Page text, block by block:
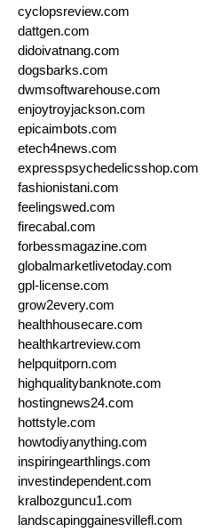
cyclopsreview.com
dattgen.com
didoivatnang.com
dogsbarks.com
dwmsoftwarehouse.com
enjoytroyjackson.com
epicaimbots.com
etech4news.com
expresspsychedelicsshop.com
fashionistani.com
feelingswed.com
firecabal.com
forbessmagazine.com
globalmarketlivetoday.com
gpl-license.com
grow2every.com
healthhousecare.com
healthkartreview.com
helpquitporn.com
highqualitybanknote.com
hostingnews24.com
hottstyle.com
howtodiyanything.com
inspiringearthlings.com
investindependent.com
kralbozguncu1.com
landscapinggainesvillefl.com